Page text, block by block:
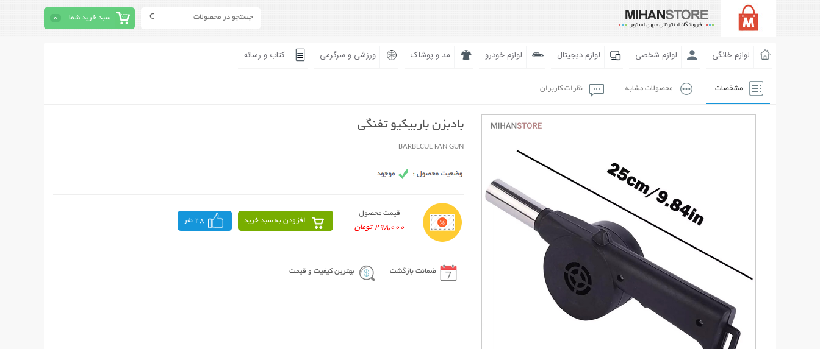
سبد خرید شما 0
لوازم خانگی لوازم شخصی لوازم دیجیتال لوازم خودرو مد و پوشاک ورزشی و سرگرمی کتاب و رسانه
مشخصات محصولات مشابه نظرات کاربران
بادبزن باربیکیو تفنگی
BARBECUE FAN GUN
قیمت محصول
298,000 تومان
افزودن به سبد خرید 28 نفر
ضمانت بازگشت بهترین کیفیت و قیمت